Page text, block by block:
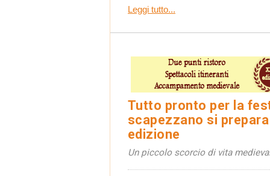
Leggi tutto...
Tutto pronto per la
scapezzano si
edizione
Un piccolo scorcio di vita